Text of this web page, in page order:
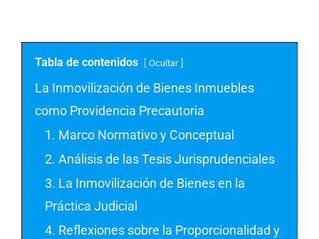
Tabla de contenidos Ocultar
La Inmovilización de Bienes Inmuebles
como Providencia Precautoria
1. Marco Normativo y Conceptual
2. Análisis de las Tesis Jurisprudenciales
3. La Inmovilización de Bienes en la
Práctica Judicial
4. Reflexiones sobre la Proporcionalidad y